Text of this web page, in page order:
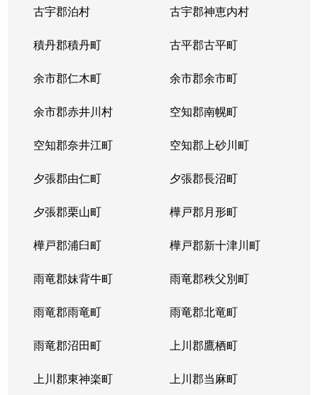
古宇郡泊村 古宇郡神恵内村
積丹郡積丹町 古平郡古平町
余市郡仁木町 余市郡余市町
余市郡赤井川村 空知郡南幌町
空知郡奈井江町 空知郡上砂川町
夕張郡由仁町 夕張郡長沼町
夕張郡栗山町 樺戸郡月形町
樺戸郡浦臼町 樺戸郡新十津川町
雨竜郡妹背牛町 雨竜郡秩父別町
雨竜郡雨竜町 雨竜郡北竜町
雨竜郡沼田町 上川郡鷹栖町
上川郡東神楽町 上川郡当麻町